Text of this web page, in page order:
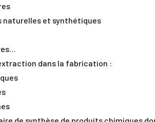
naturelles et synthétiques
dans la fabrication :